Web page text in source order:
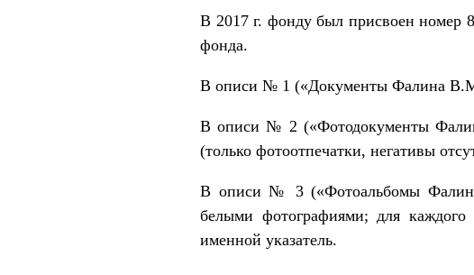
В 2017 г. фонду был присвоен номер
фонда.
В описи № 1 («Документы Фалина В.М.
В описи № 2 («Фотодокументы
(только фотоотпечатки, негативы
В описи № 3 («Фотоальбомы
белыми фотографиями; для каждого
именной указатель.